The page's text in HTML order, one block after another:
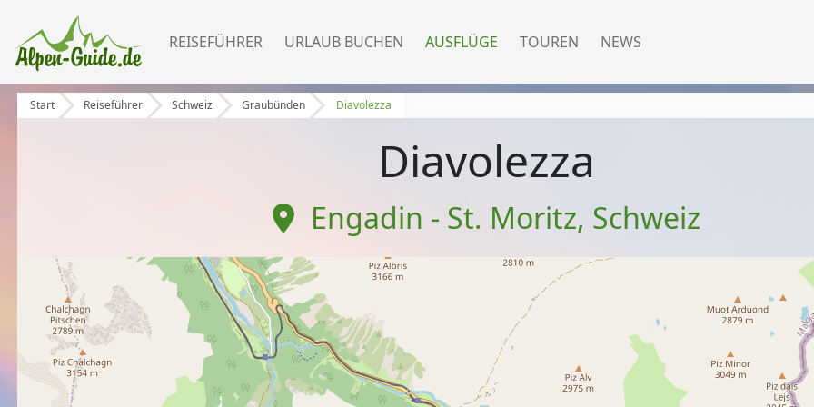
REISEFÜHRER URLAUB BUCHEN AUSFLÜGE TOUREN NEWS
Start Reiseführer Schweiz Graubünden Diavolezza
Diavolezza
Engadin - St. Moritz, Schweiz